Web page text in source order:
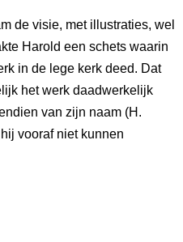
de visie, met illustraties, wel
Harold een schets waarin
in de lege kerk deed. Dat
het werk daadwerkelijk
van zijn naam (H.
vooraf niet kunnen